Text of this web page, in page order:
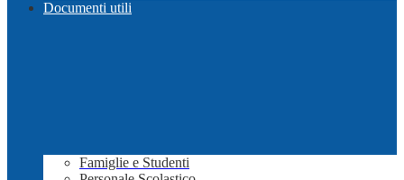
Documenti utili
Famiglie e Studenti